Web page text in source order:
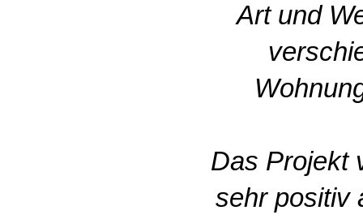
Art und
Das Projekt
sehr positiv